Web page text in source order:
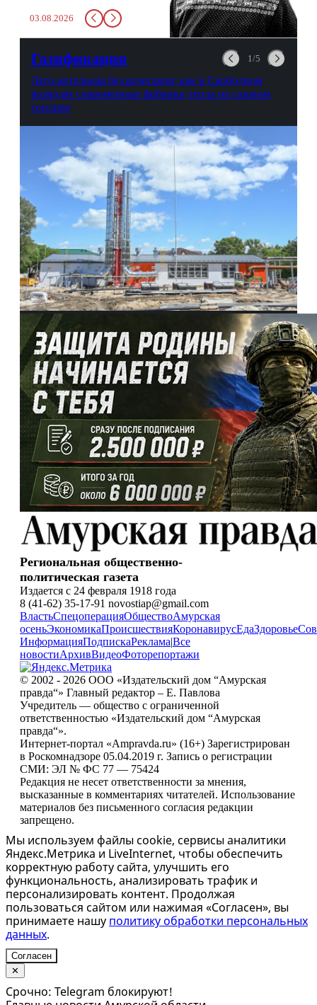
стажем о жизни, смерти
душе и духе. Откровенно о
03.08.2026
Газификация 1/5
Лего-котельная без кочегаров: как в Свободном
возводят современные фабрики тепла на газовом
топливе
Региональная общественно-
политическая газета
Издается с 24 февраля 1918 года
8 (41-62) 35-17-91 novostiap@gmail.com
ВластьСпецоперацияОбществоАмурская
осеньЭкономикаПроисшествияКоронавирусЕдаЗдоровье
ИнформацияПодпискаРеклама|Все
новостиАрхивВидеоФоторепортажи
© 2002 - 2026 ООО «Издательский дом “Амурская
правда“» Главный редактор – Е. Павлова
Учредитель — общество с ограниченной
ответственностью «Издательский дом “Амурская
правда“».
Интернет-портал «Ampravda.ru» (16+) Зарегистрирован
в Роскомнадзоре 05.04.2019 г. Запись о регистрации
СМИ: ЭЛ № ФС 77 — 75424
Редакция не несет ответственности за мнения,
высказанные в комментариях читателей. Использование
материалов без письменного согласия редакции
запрещено.
Мы используем файлы cookie, сервисы аналитики
Яндекс.Метрика и LiveInternet, чтобы обеспечить
корректную работу сайта, улучшить его
функциональность, анализировать трафик и
персонализировать контент. Продолжая
пользоваться сайтом или нажимая «Согласен», вы
принимаете нашу политику обработки персональных
данных.
Согласен
✕
Срочно: Telegram блокируют!